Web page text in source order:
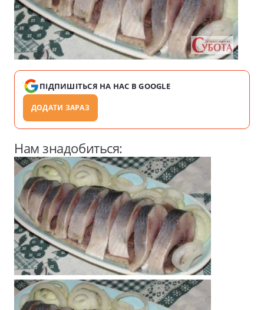
ПІДПИШІТЬСЯ НА НАС В GOOGLE
ДОДАТИ ЗАРАЗ
Нам знадобиться: